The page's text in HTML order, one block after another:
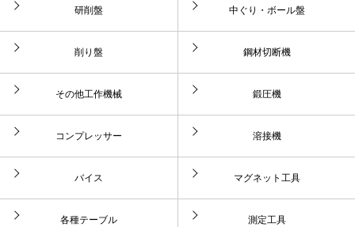
研削盤 中ぐり・ボール盤
削り盤 鋼材切断機
その他工作機械 鍛圧機
コンプレッサー 溶接機
バイス マグネット工具
各種テーブル 測定工具